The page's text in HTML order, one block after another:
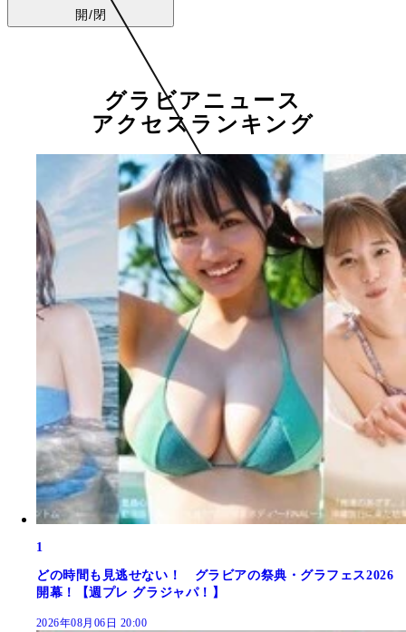
開/閉
グラビアニュース
アクセスランキング
1
どの時間も見逃せない！ グラビアの祭典・グラフェス2026
開幕！【週プレ グラジャパ！】
2026年08月06日 20:00